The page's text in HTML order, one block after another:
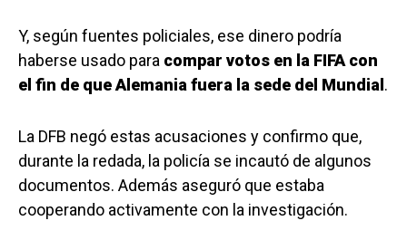
Y, según fuentes policiales, ese dinero podría
haberse usado para compar votos en la FIFA con
el fin de que Alemania fuera la sede del Mundial.
La DFB negó estas acusaciones y confirmo que,
durante la redada, la policía se incautó de algunos
documentos. Además aseguró que estaba
cooperando activamente con la investigación.